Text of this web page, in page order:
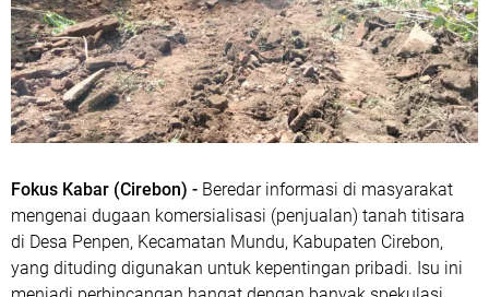
Fokus Kabar (Cirebon) - Beredar informasi di masyarakat
mengenai dugaan komersialisasi (penjualan) tanah titisara
di Desa Penpen, Kecamatan Mundu, Kabupaten Cirebon,
yang dituding digunakan untuk kepentingan pribadi. Isu ini